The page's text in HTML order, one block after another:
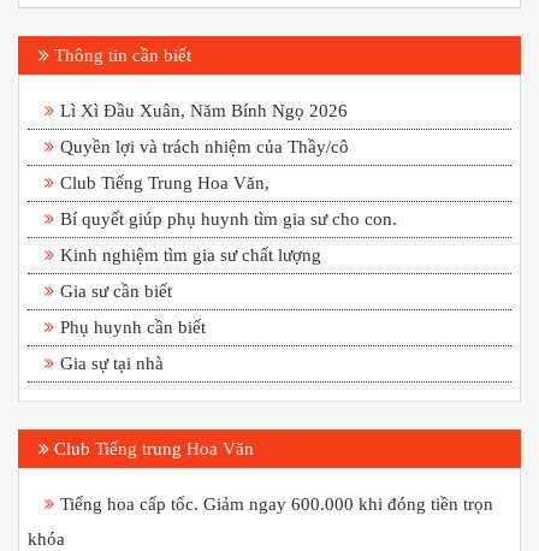
Thông tin cần biết
Lì Xì Đầu Xuân, Năm Bính Ngọ 2026
Quyền lợi và trách nhiệm của Thầy/cô
Club Tiếng Trung Hoa Văn,
Bí quyết giúp phụ huynh tìm gia sư cho con.
Kinh nghiệm tìm gia sư chất lượng
Gia sư cần biết
Phụ huynh cần biết
Gia sự tại nhà
Club Tiếng trung Hoa Văn
Tiếng hoa cấp tốc. Giảm ngay 600.000 khi đóng tiền trọn
khóa